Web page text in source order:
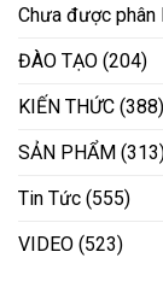
Chưa được phân
ĐÀO TẠO (204)
KIẾN THỨC (388)
SẢN PHẨM
Tin Tức (555)
VIDEO (523)